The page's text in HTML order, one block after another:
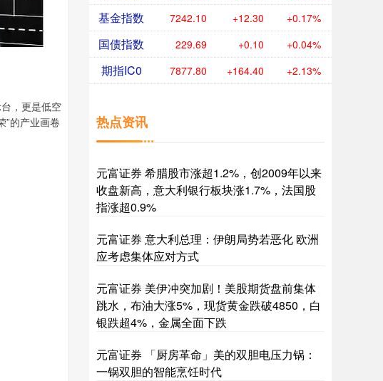
，更是低空
”的产业画卷
基金指数 7242.10 +12.30 +0.17%
国债指数 229.69 +0.10 +0.04%
期指IC0 7877.80 +164.40 +2.13%
热点资讯
元富证券 希腊股市涨超1.2%，创2009年以来
收盘新高，意大利银行板块涨1.7%，法国股
指涨超0.9%
元富证券 意大利总理：伊朗局势若恶化 欧洲
应考虑集体应对方式
元富证券 美伊冲突加剧！美股期货盘前集体
跳水，布油大涨5%，现货黄金跌破4850，白
银跌超4%，金属全面下跌
元富证券 「厨房革命」美的双胆电压力锅：
一锅双胆的智能烹饪时代